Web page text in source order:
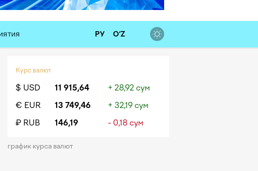
РУ O‘Z
Курс валют
$ USD 11 915,64
+ 28,92 сум
€ EUR
13 749,46
+ 32,19 сум
₽ RUB
146,19 - 0,18 сум
график курса валют